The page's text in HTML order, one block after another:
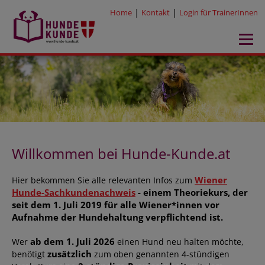
Home | Kontakt | Login für TrainerInnen
Willkommen bei Hunde-Kunde.at
Hier bekommen Sie alle relevanten Infos zum Wiener
Hunde-Sachkundenachweis - einem Theoriekurs, der
seit dem 1. Juli 2019 für alle Wiener*innen vor
Aufnahme der Hundehaltung verpflichtend ist.
Wer ab dem 1. Juli 2026 einen Hund neu halten möchte,
benötigt zusätzlich zum oben genannten 4-stündigen